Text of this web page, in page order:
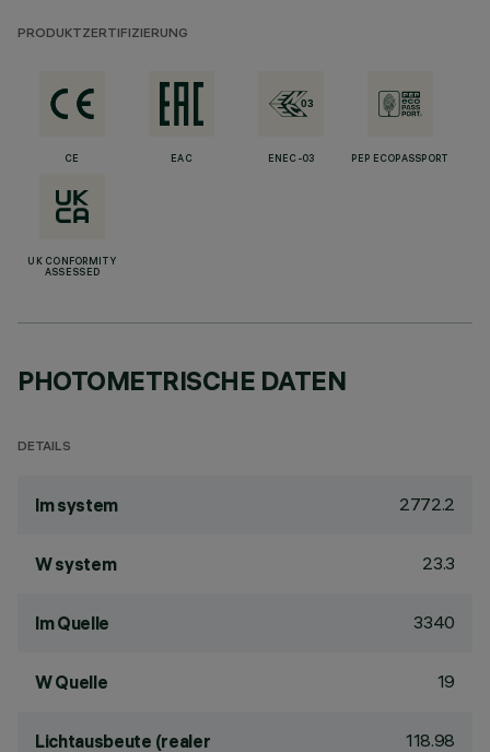
PRODUKTZERTIFIZIERUNG
CE EAC ENEC-03 PEP ECOPASSPORT
UK CONFORMITY
ASSESSED
PHOTOMETRISCHE DATEN
DETAILS
lm system 2772.2
W system 23.3
lm Quelle 3340
W Quelle 19
Lichtausbeute (realer 118.98